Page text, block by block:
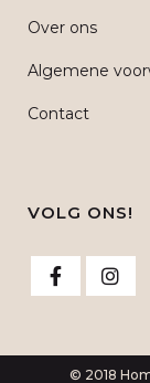
Over ons
Algemene
Contact
VOLG ONS!
© 2018